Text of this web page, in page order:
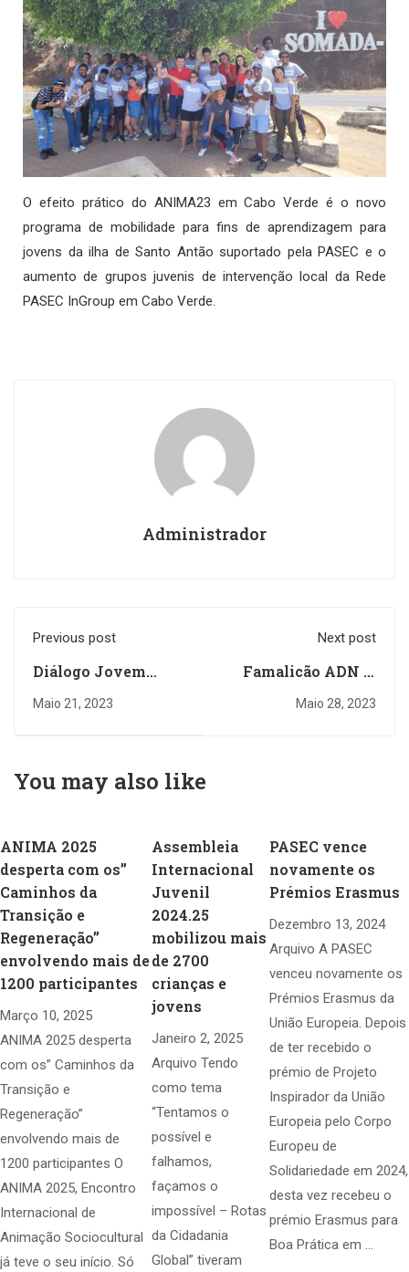
O efeito prático do ANIMA23 em Cabo Verde é o novo
programa de mobilidade para fins de aprendizagem para
jovens da ilha de Santo Antão suportado pela PASEC e o
aumento de grupos juvenis de intervenção local da Rede
PASEC InGroup em Cabo Verde.
Administrador
Previous post
Diálogo Jovem
sobre “Caminhos
Maio 21, 2023
Next post
Famalicão ADN já
chegou a mais de
Maio 28, 2023
You may also like
ANIMA 2025
desperta com os”
Caminhos da
Transição e
Regeneração”
envolvendo mais de
1200 participantes
Março 10, 2025
ANIMA 2025 desperta
com os” Caminhos da
Transição e
Regeneração”
envolvendo mais de
1200 participantes O
ANIMA 2025, Encontro
Internacional de
Animação Sociocultural
já teve o seu início. Só
Assembleia
Internacional
Juvenil
2024.25
mobilizou mais
de 2700
crianças e
jovens
Janeiro 2, 2025
Arquivo Tendo
como tema
“Tentamos o
possível e
falhamos,
façamos o
impossível – Rotas
da Cidadania
Global” tiveram
PASEC vence
novamente os
Prémios Erasmus
Dezembro 13, 2024
Arquivo A PASEC
venceu novamente os
Prémios Erasmus da
União Europeia. Depois
de ter recebido o
prémio de Projeto
Inspirador da União
Europeia pelo Corpo
Europeu de
Solidariedade em 2024,
desta vez recebeu o
prémio Erasmus para
Boa Prática em …